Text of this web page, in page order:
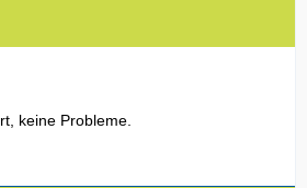
keine Probleme.